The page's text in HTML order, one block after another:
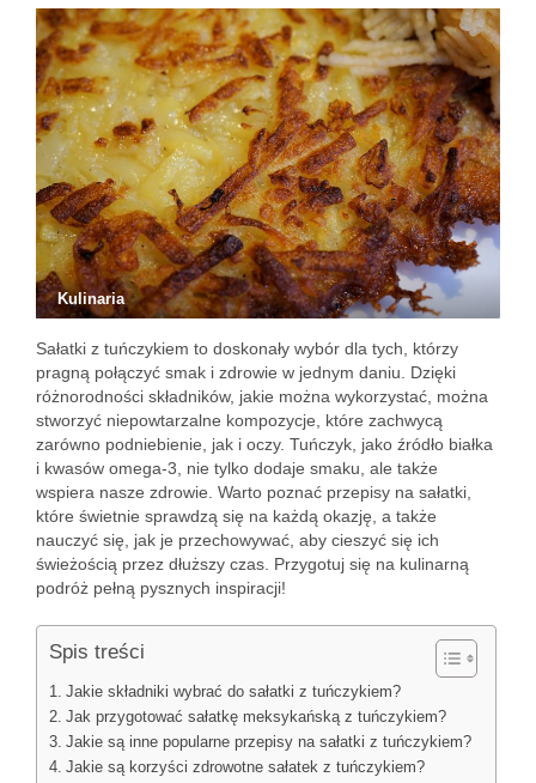
Kulinaria
Sałatki z tuńczykiem to doskonały wybór dla tych, którzy
pragną połączyć smak i zdrowie w jednym daniu. Dzięki
różnorodności składników, jakie można wykorzystać, można
stworzyć niepowtarzalne kompozycje, które zachwycą
zarówno podniebienie, jak i oczy. Tuńczyk, jako źródło białka
i kwasów omega-3, nie tylko dodaje smaku, ale także
wspiera nasze zdrowie. Warto poznać przepisy na sałatki,
które świetnie sprawdzą się na każdą okazję, a także
nauczyć się, jak je przechowywać, aby cieszyć się ich
świeżością przez dłuższy czas. Przygotuj się na kulinarną
podróż pełną pysznych inspiracji!
Spis treści
Jakie składniki wybrać do sałatki z tuńczykiem?
Jak przygotować sałatkę meksykańską z tuńczykiem?
Jakie są inne popularne przepisy na sałatki z tuńczykiem?
Jakie są korzyści zdrowotne sałatek z tuńczykiem?